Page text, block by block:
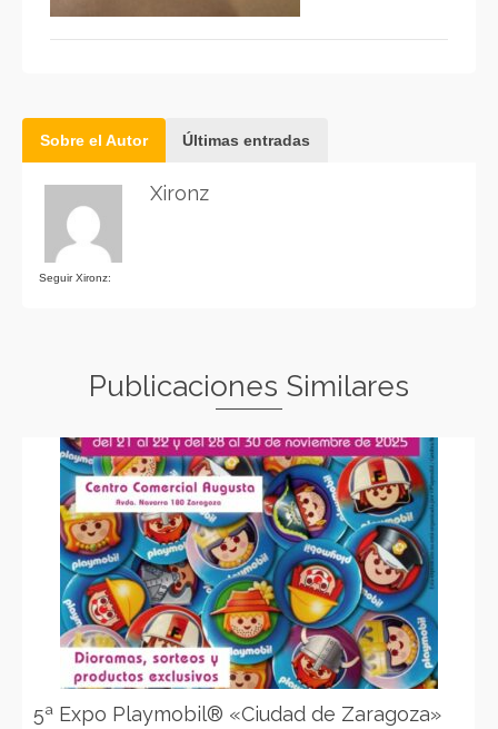
Sobre el Autor Últimas entradas
Seguir Xironz:
Xironz
Publicaciones Similares
5ª Expo Playmobil® «Ciudad de Zaragoza»